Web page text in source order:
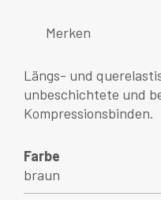
Merken
Längs- und
unbeschichtete und
Kompressionsbinden.
Farbe
braun